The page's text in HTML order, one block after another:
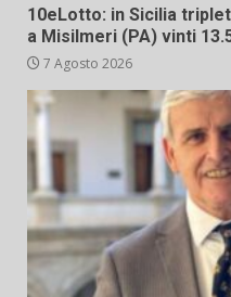
10eLotto: in Sicilia
a Misilmeri (PA) vinti
7 Agosto 2026